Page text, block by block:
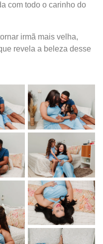
com todo o carinho do
irmã mais velha,
revela a beleza desse